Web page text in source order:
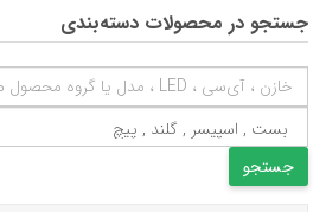
جستجو در محصولات دسته‌بندی